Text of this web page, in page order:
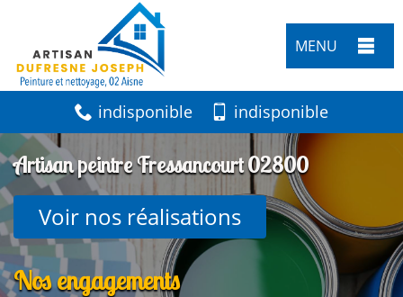
MENU
indisponible indisponible
Artisan peintre Fressancourt 02800
Voir nos réalisations
Nos engagements